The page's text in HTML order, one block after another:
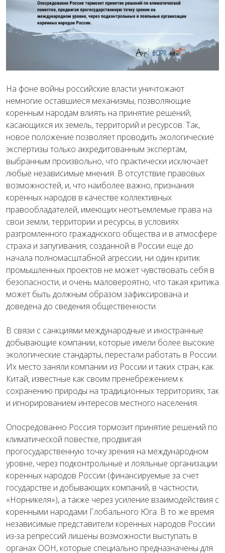
На фоне войны российские власти уничтожают
немногие оставшиеся механизмы, позволяющие
коренным народам влиять на принятие решений,
касающихся их земель, территорий и ресурсов. Так,
новое положение позволяет проводить экологические
экспертизы только аккредитованным экспертам,
выбранным произвольно, что практически исключает
любые независимые мнения. В отсутствие правовых
возможностей, и, что наиболее важно, признания
коренных народов в качестве коллективных
правообладателей, имеющих неотъемлемые права на
свои земли, территории и ресурсы, в условиях
разгромленного гражаднского общества и в атмосфере
страха и запугивания, созданной в России еще до
начала полномасштабной агрессии, ни один критик
промышленных проектов не может чувствовать себя в
безопасности, и очень маловероятно, что такая критика
может быть должным образом зафиксирована и
доведена до сведения общественности.
В связи с санкциями международные и иностранные
добывающие компании, которые имели более высокие
экологические стандарты, перестали работать в России.
Их место заняли компании из России и таких стран, как
Китай, известные как своим пренебрежением к
сохранению природы на традиционных территориях, так
и игнорированием интересов местного населения.
Опосредованно Россия тормозит принятие решений по
климатической повестке, продвигая
прогосударственную точку зрения на международном
уровне, через подконтрольные и лояльные организации
коренных народов России (финансируемые за счет
государстве и добывающих компаний, в частности,
«Норникеля»), а также через усиление взаимодействия с
коренными народами Глобального Юга. В то же время
независимые представители коренных народов России
из-за репрессий лишены возможности выступать в
органах ООН, которые специально предназначены для